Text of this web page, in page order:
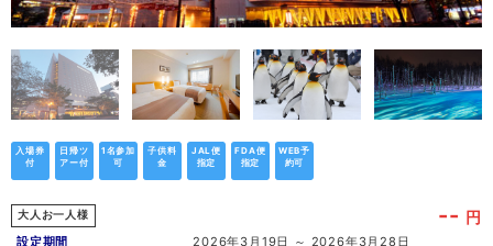
入場券
付
日帰ツ
アー付
1名参加
可
子供料
金
JAL便
指定
FDA便
指定
WEB予
約可
大人お一人様 -- 円
設定期間
2026年3月19日 ～ 2026年3月28日